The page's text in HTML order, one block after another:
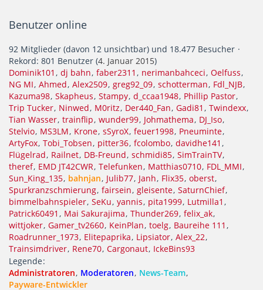
Benutzer online
92 Mitglieder (davon 12 unsichtbar) und 18.477 Besucher
Rekord: 801 Benutzer (4. Januar 2015)
Dominik101
dj bahn faber2311 nerimanbahceci Oelfuss
NG MI Ahmed Alex2509 greg92_09 schotterman Fdl_NJB
Kazuma98 Skapheus Stampy d_ccaa1948 Phillip Pastor
Trip Tucker Ninwed M0ritz Der440_Fan Gadi81
Twindexx
Tian Wasser trainflip wunder99 Johmathema DJ_Iso
Stelvio MS3LM Krone sSyroX feuer1998 Pneuminte
ArtyFox Tobi_Tobsen pitter36 fcolombo davidhe141
Flügelrad Railnet DB-Freund schmidi85 SimTrainTV
theref EMD JT42CWR Telefunken Matthias0710 FDL_MMI
Sun_King_135 bahnjan Julib77 Janh Flix35 oberst
Spurkranzschmierung fairsein gleisente SaturnChief
bimmelbahnspieler SeKu yannis pita1999 Lutmilla1
Patrick60491
Mai Sakurajima Thunder269 felix_ak
wittjoker Gamer_tv2660 KeinPlan toelg Baureihe 111
Roadrunner_1973 Elitepaprika Lipsiator Alex_22
Trainsimdriver Rene70 Cargonaut IckeBins93
Legende
Administratoren Moderatoren News-Team
Payware-Entwickler